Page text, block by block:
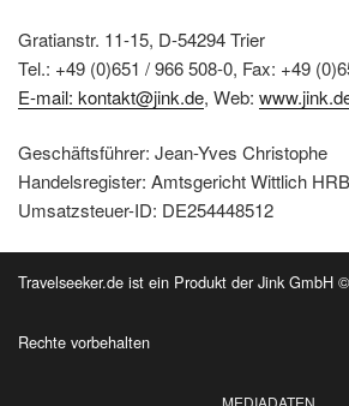
Gratianstr. 11-15, D-54294 Trier
Tel.: +49 (0)651 / 966 508-0, Fax: +49
E-mail: kontakt@jink.de, Web:
Geschäftsführer: Jean-Yves Christophe
Handelsregister: Amtsgericht Wittlich
Umsatzsteuer-ID: DE254448512
Travelseeker.de ist ein Produkt der Jink GmbH
Rechte vorbehalten
MEDIADATEN